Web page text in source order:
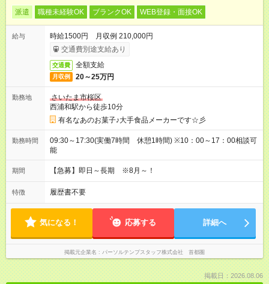
派遣 職種未経験OK ブランクOK WEB登録・面接OK
給与
時給1500円 月収例 210,000円
交通費別途支給あり
交通費 全額支給
月収例 20～25万円
勤務地
さいたま市桜区
西浦和駅から徒歩10分
有名なあのお菓子♪大手食品メーカーです☆彡
勤務時間
09:30～17:30(実働7時間 休憩1時間) ※10：00～17：00相談可
能
期間 【急募】即日～長期 ※8月～！
特徴 履歴書不要
気になる！ 応募する 詳細へ
掲載元企業名 パーソルテンプスタッフ株式会社 首都圏
掲載日：2026.08.06